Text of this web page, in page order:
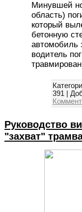
Минувшей
область)
который
бетонную
автомобиль
водитель
391
Руководство
"захват"